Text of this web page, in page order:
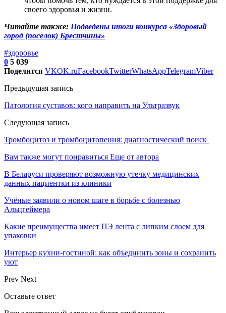
своего здоровья и жизни.
Читайте также: Подведены итоги конкурса «Здоровый
город (поселок) Брестчины»
#здоровье
0 5 039
Поделится VKOK.ruFacebookTwitterWhatsAppTelegramViber
Предыдущая запись
Патология суставов: кого направить на Ультразвук
Следующая запись
Тромбоцитоз и тромбоцитопения: диагностический поиск
Вам также могут понравиться Еще от автора
В Беларуси проверяют возможную утечку медицинских
данных пациентки из клиники
Учёные заявили о новом шаге в борьбе с болезнью
Альцгеймера
Какие преимущества имеет ПЭ лента с липким слоем для
упаковки
Интерьер кухни-гостиной: как объединить зоны и сохранить
уют
Prev Next
Оставьте ответ